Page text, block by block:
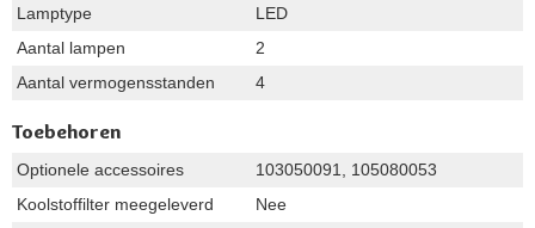
Lamptype
LED
Aantal lampen
2
Aantal vermogensstanden
4
Toebehoren
Optionele accessoires
103050091, 105080053
Koolstoffilter meegeleverd
Nee